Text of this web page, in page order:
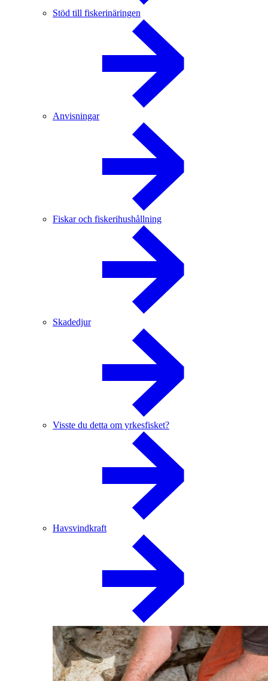
Stöd till fiskerinäringen
Anvisningar
Fiskar och fiskerihushållning
Skadedjur
Visste du detta om yrkesfisket?
Havsvindkraft